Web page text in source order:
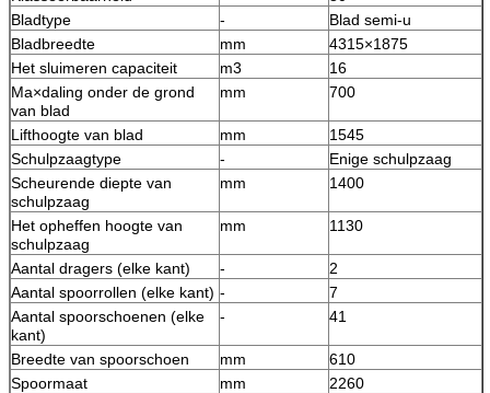
Bladtype
-
Blad semi-u
Bladbreedte
mm
4315×1875
Het sluimeren capaciteit
m3
16
Ma×daling onder de grond
van blad
mm 700
Lifthoogte van blad mm
1545
Schulpzaagtype
-
Enige schulpzaag
Scheurende diepte van
schulpzaag
mm 1400
Het opheffen hoogte van
schulpzaag
mm 1130
Aantal dragers (elke kant) -
2
Aantal spoorrollen (elke kant) -
7
Aantal spoorschoenen (elke
kant)
- 41
Breedte van spoorschoen mm
610
Spoormaat
mm
2260